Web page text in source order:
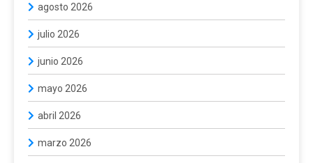
agosto 2026
julio 2026
junio 2026
mayo 2026
abril 2026
marzo 2026